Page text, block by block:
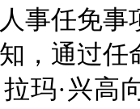
事任免
，通过
玛·兴高